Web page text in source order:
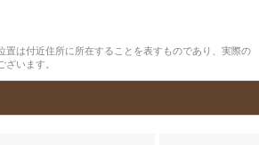
は付近住所に所在することを表すものであり、実際の
います。